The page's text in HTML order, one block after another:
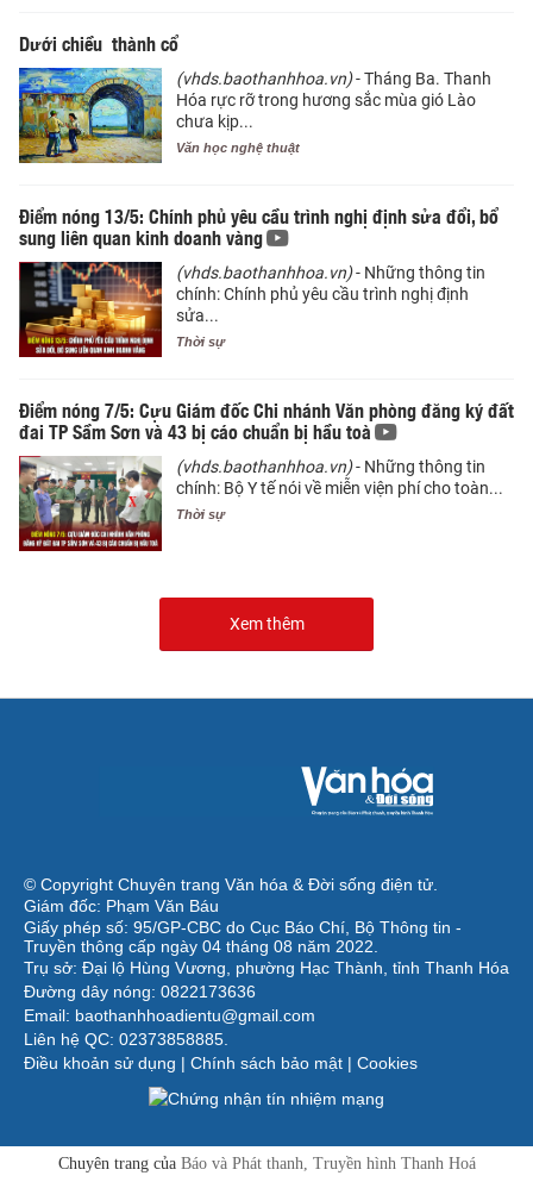
Dưới chiều thành cổ
(vhds.baothanhhoa.vn)- Tháng Ba. Thanh
Hóa rực rỡ trong hương sắc mùa gió Lào
chưa kịp...
Văn học nghệ thuật
Điểm nóng 13/5: Chính phủ yêu cầu trình nghị định sửa đổi, bổ
sung liên quan kinh doanh vàng
(vhds.baothanhhoa.vn)- Những thông tin
chính: Chính phủ yêu cầu trình nghị định
sửa...
Thời sự
Điểm nóng 7/5: Cựu Giám đốc Chi nhánh Văn phòng đăng ký đất
đai TP Sầm Sơn và 43 bị cáo chuẩn bị hầu toà
(vhds.baothanhhoa.vn)- Những thông tin
chính: Bộ Y tế nói về miễn viện phí cho toàn...
Thời sự
Xem thêm
© Copyright Chuyên trang Văn hóa & Đời sống điện tử.
Giám đốc: Phạm Văn Báu
Giấy phép số: 95/GP-CBC do Cục Báo Chí, Bộ Thông tin -
Truyền thông cấp ngày 04 tháng 08 năm 2022.
Trụ sở: Đại lộ Hùng Vương, phường Hạc Thành, tỉnh Thanh Hóa
Đường dây nóng: 0822173636
Email: baothanhhoadientu@gmail.com
Liên hệ QC: 02373858885.
Điều khoản sử dụng | Chính sách bảo mật | Cookies
Chuyên trang của Báo và Phát thanh, Truyền hình Thanh Hoá